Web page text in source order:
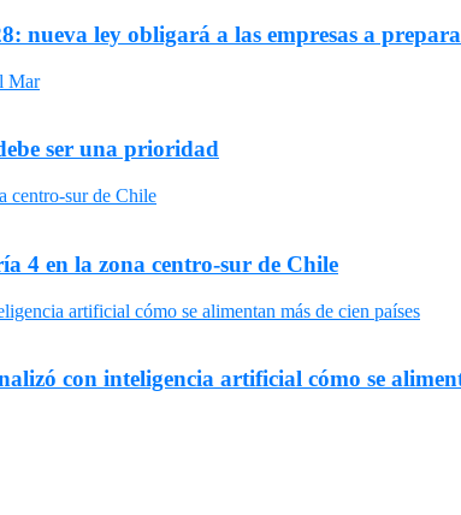
nueva ley obligará a las empresas a
ser una prioridad
4 en la zona centro-sur de Chile
con inteligencia artificial cómo se